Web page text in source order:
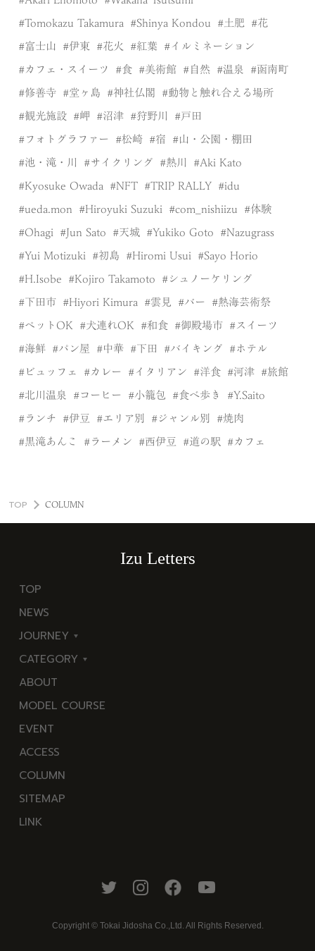
Tomokazu Takamura Shinya Kondou 土肥 花
富士山 伊東 花火 紅葉 イルミネーション
カフェ・スイーツ 食 美術館 自然 温泉 函南町
修善寺 堂ヶ島 神社仏閣 動物と触れ合える場所
観光施設 岬 沼津 狩野川 戸田
フォトグラファー 松崎 宿 山・公園・棚田
池・滝・川 サイクリング 熱川 Aki Kato
Kyosuke Owada NFT TRIP RALLY idu
ueda.mon Hiroyuki Suzuki com_nishiizu 体験
Ohagi Jun Sato 天城 Yukiko Goto Nazugrass
Yui Motizuki 初島 Hiromi Usui Sayo Horio
H.Isobe Kojiro Takamoto シュノーケリング
下田市 Hiyori Kimura 雲見 バー 熱海芸術祭
ペットOK 犬連れOK 和食 御殿場市 スイーツ
海鮮 パン屋 中華 下田 バイキング ホテル
ビュッフェ カレー イタリアン 洋食 河津 旅館
北川温泉 コーヒー 小籠包 食べ歩き Y.Saito
ランチ 伊豆 エリア別 ジャンル別 焼肉
黒滝あんこ ラーメン 西伊豆 道の駅 カフェ
TOP COLUMN
Izu Letters
TOP
NEWS
JOURNEY
東
伊
豆
西
伊
豆
南
伊
CATEGORY
海
岬
温
泉
花
池・
滝・
ABOUT
MODEL COURSE
EVENT
ACCESS
COLUMN
SITEMAP
LINK
Copyright © Tokai Jidosha Co.,Ltd. All Rights Reserved.